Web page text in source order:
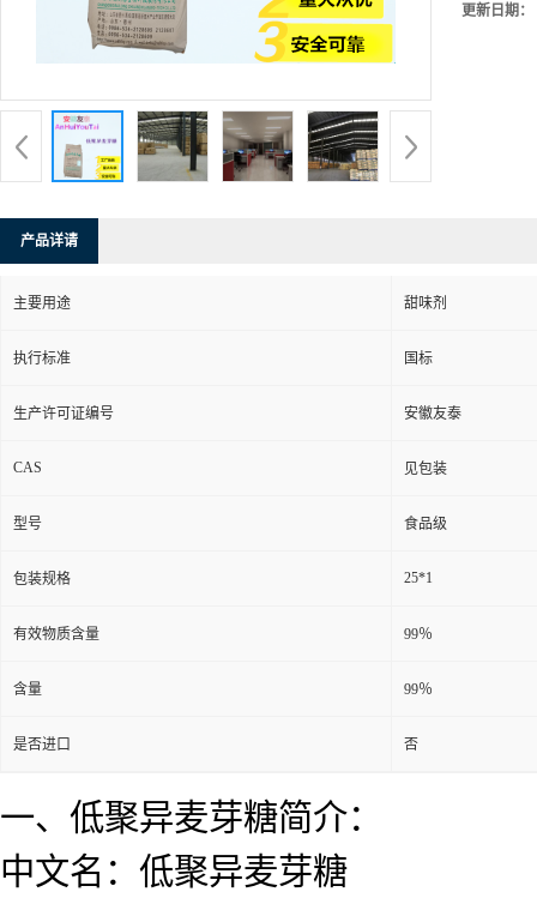
更新日期：
产品详请
主要用途 甜味剂
执行标准 国标
生产许可证编号 安徽友泰
CAS 见包装
型号 食品级
包装规格 25*1
有效物质含量 99％
含量 99％
是否进口 否
一、低聚异麦芽糖简介：
中文名：低聚异麦芽糖